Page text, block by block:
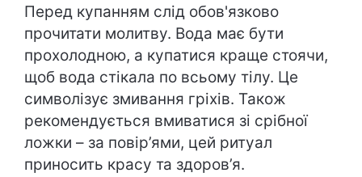
Перед купанням слід обов'язково
прочитати молитву. Вода має бути
прохолодною, а купатися краще стоячи,
щоб вода стікала по всьому тілу. Це
символізує змивання гріхів. Також
рекомендується вмиватися зі срібної
ложки – за повір’ями, цей ритуал
приносить красу та здоров’я.